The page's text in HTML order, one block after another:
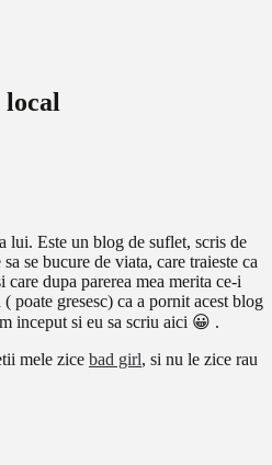
lui. Este un blog de suflet, scris de
sa se bucure de viata, care traieste ca
dupa parerea mea merita ce-i
poate gresesc) ca a pornit acest blog
inceput si eu sa scriu aici 😀 .
mele zice bad girl, si nu le zice rau